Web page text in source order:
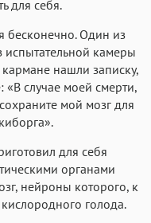
для себя.
бесконечно. Один из
испытательной камеры
нашли записку,
случае моей смерти,
мой мозг для
для себя
органами
нейроны которого, к
голода.